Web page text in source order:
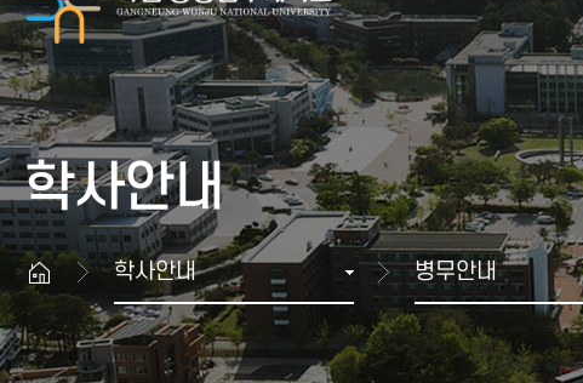
총장소개
인사말
약력
역대 교장/학장/총장
입학안내
대학
전체 학과 보기
인문대학
사회과학대학
자연과학대학
생명과학대학
공과대학
예술체육대학
치과대학
산학협력
통합정보시스템
학사일정
취업지원
뉴스
공지사항
학사정보
장학정보
GWNU 뉴스
산학협력 뉴스
GWNU 카드뉴스
행사정보
학사안내
학사안내 병무안내